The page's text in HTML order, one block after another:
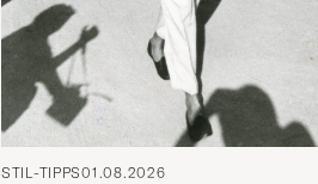
STIL-TIPPS01.08.2026